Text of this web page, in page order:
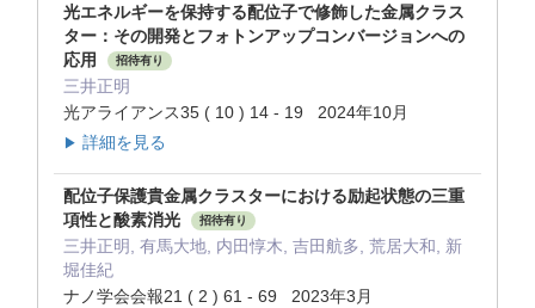
光エネルギーを保持する配位子で修飾した金属クラス
ター：その開発とフォトンアップコンバージョンへの
応用
招待有り
三井正明
光アライアンス35 ( 10 ) 14 - 19 2024年10月
▶ 詳細を見る
配位子保護貴金属クラスターにおける励起状態の三重
項性と酸素消光
招待有り
三井正明, 有馬大地, 内田惇木, 吉田航多, 荒居大和, 新
堀佳紀
ナノ学会会報21 ( 2 ) 61 - 69 2023年3月